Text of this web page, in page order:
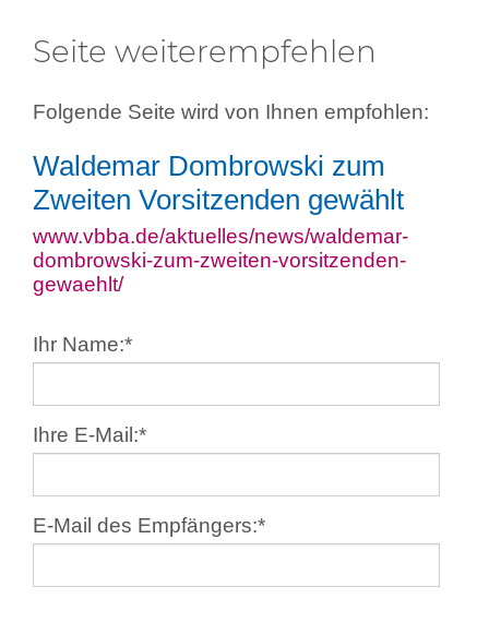
Seite weiterempfehlen
Folgende Seite wird von Ihnen empfohlen:
Waldemar Dombrowski zum
Zweiten Vorsitzenden gewählt
www.vbba.de/aktuelles/news/waldemar-
dombrowski-zum-zweiten-vorsitzenden-
gewaehlt/
Ihr Name:*
Ihre E-Mail:*
E-Mail des Empfängers:*